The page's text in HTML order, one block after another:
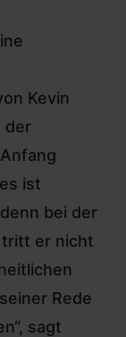
Kevin
der
ist
bei der
tritt er nicht
Rede
sagt